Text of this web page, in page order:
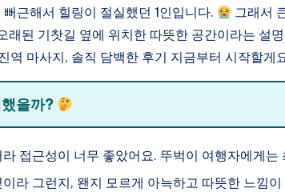
근해서 힐링이 절실했던 1인입니다.
그래서
래된 기찻길 옆에 위치한 따뜻한 공간이라는 설
역 마사지, 솔직 담백한 후기 지금부터 시작할게
을까?
접근성이 너무 좋았어요. 뚜벅이 여행자에게는
라 그런지, 왠지 모르게 아늑하고 따뜻한 느낌이